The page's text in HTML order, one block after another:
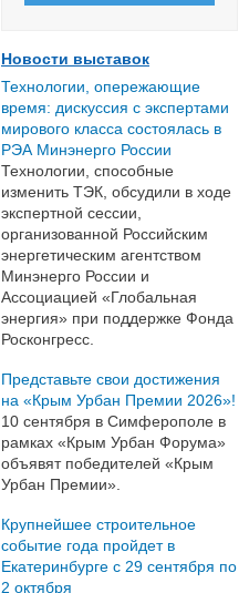
Новости выставок
Технологии, опережающие
время: дискуссия с экспертами
мирового класса состоялась в
РЭА Минэнерго России
Технологии, способные
изменить ТЭК, обсудили в ходе
экспертной сессии,
организованной Российским
энергетическим агентством
Минэнерго России и
Ассоциацией «Глобальная
энергия» при поддержке Фонда
Росконгресс.
Представьте свои достижения
на «Крым Урбан Премии 2026»!
10 сентября в Симферополе в
рамках «Крым Урбан Форума»
объявят победителей «Крым
Урбан Премии».
Крупнейшее строительное
событие года пройдет в
Екатеринбурге с 29 сентября по
2 октября